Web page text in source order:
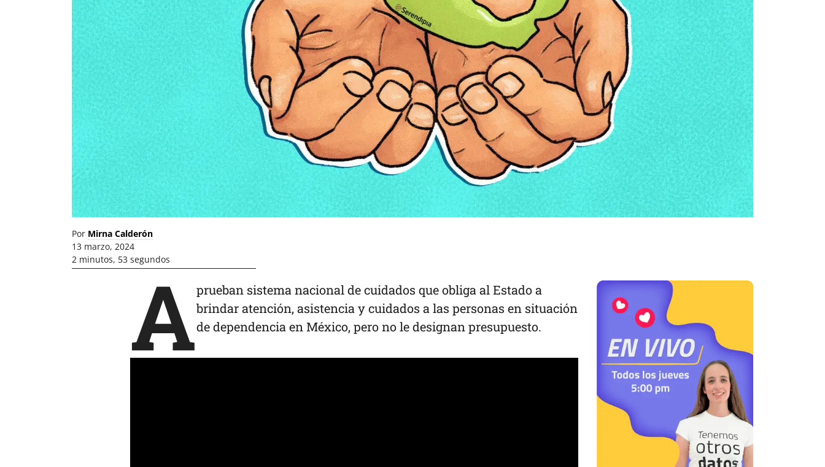
Por Mirna Calderón
13 marzo, 2024
2 minutos, 53 segundos
Aprueban sistema nacional de cuidados que obliga al Estado a
brindar atención, asistencia y cuidados a las personas en situación
de dependencia en México, pero no le designan presupuesto.